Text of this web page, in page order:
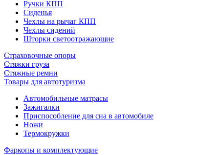
Ручки КПП
Сиденья
Чехлы на рычаг КПП
Чехлы сидений
Шторки светоотражающие
Страховочные опоры
Стяжки груза
Стяжные ремни
Товары для автотуризма
Автомобильные матрасы
Зажигалки
Приспособление для сна в автомобиле
Ножи
Термокружки
Фаркопы и комплектующие